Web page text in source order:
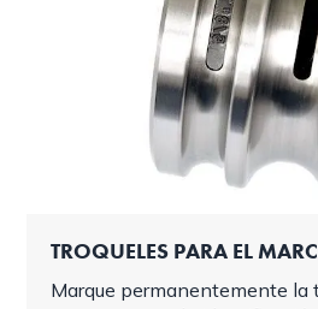
TROQUELES PARA EL
Marque permanentemente la